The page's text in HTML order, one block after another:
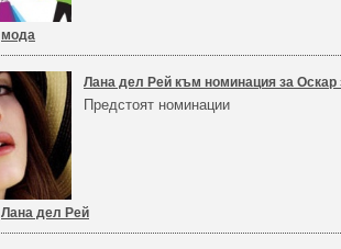
мода
Лана дел Рей към номинация за Оскар
Предстоят номинации
Лана дел Рей